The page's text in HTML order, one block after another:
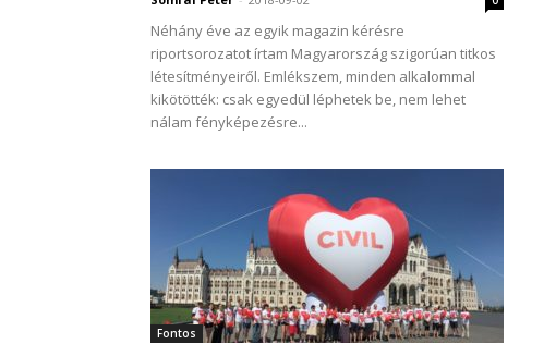
Néhány éve az egyik magazin kérésre
riportsorozatot írtam Magyarország szigorúan titkos
létesítményeiről. Emlékszem, minden alkalommal
kikötötték: csak egyedül léphetek be, nem lehet
nálam fényképezésre...
Fontos